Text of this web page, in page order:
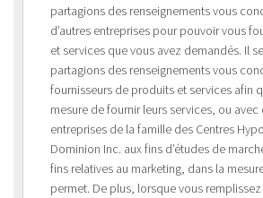
partagions des renseignements vous
d’autres entreprises pour pouvoir vous
et services que vous avez demandés. Il
partagions des renseignements vous
fournisseurs de produits et services afin
mesure de fournir leurs services, ou avec
entreprises de la famille des Centres
Dominion Inc. aux fins d’études de
fins relatives au marketing, dans la
permet. De plus, lorsque vous